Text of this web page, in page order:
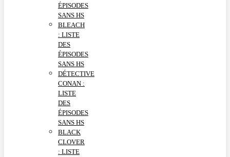
ÉPISODES
SANS HS
BLEACH
: LISTE
DES
ÉPISODES
SANS HS
DÉTECTIVE
CONAN :
LISTE
DES
ÉPISODES
SANS HS
BLACK
CLOVER
: LISTE